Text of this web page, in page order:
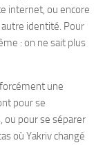
internet, ou encore
identité. Pour
: on ne sait plus
une
pour se
ou pour se séparer
où Yakriv changé